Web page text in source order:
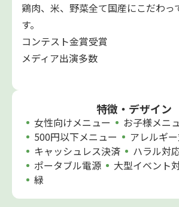
鶏肉、米、野菜全て国産にこだわっ
す。
コンテスト金賞受賞
メディア出演多数
特徴・デザイン
女性向けメニュー
お子様メニ
500円以下メニュー
アレルギ
キャッシュレス決済
ハラル対
ポータブル電源
大型イベント
緑